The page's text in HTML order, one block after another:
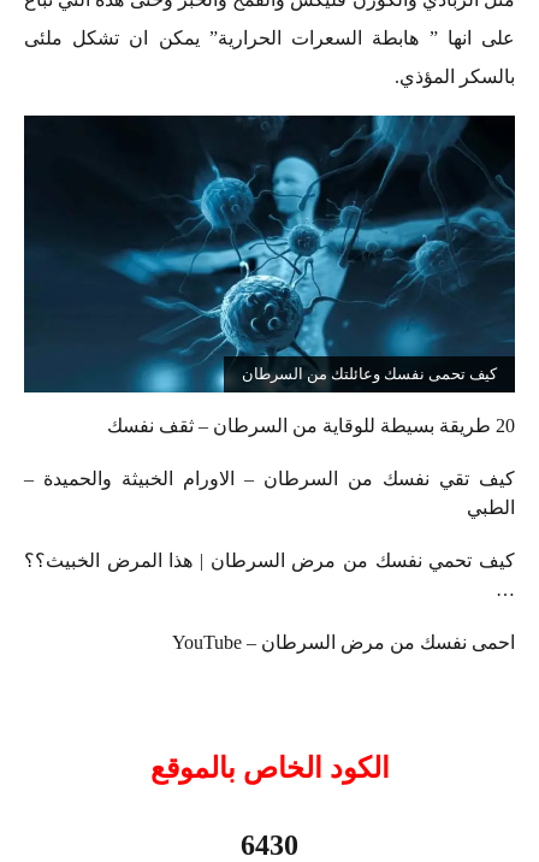
على انها ” هابطة السعرات الحرارية” يمكن ان تشكل ملئى
بالسكر المؤذي.
كيف تحمى نفسك وعائلتك من السرطان
20 طريقة بسيطة للوقاية من السرطان – ثقف نفسك
كيف تقي نفسك من السرطان – الاورام الخبيثة والحميدة –
الطبي
كيف تحمي نفسك من مرض السرطان | هذا المرض الخبيث؟؟
…
احمى نفسك من مرض السرطان – YouTube
الكود الخاص بالموقع
6430